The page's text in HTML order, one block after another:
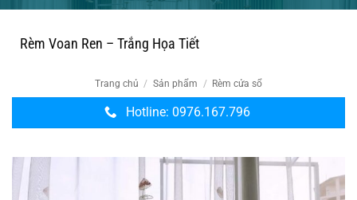
Rèm Voan Ren – Trắng Họa Tiết
Trang chủ / Sản phẩm / Rèm cửa sổ
Hotline: 0976.167.796